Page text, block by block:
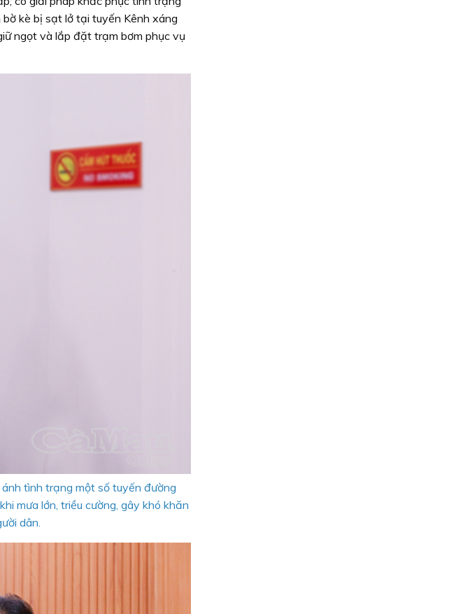
kè bị sạt lở tại tuyến Kênh xáng
ngọt và lắp đặt trạm bơm phục vụ
tình trạng một số tuyến đường
mưa lớn, triều cường, gây khó khăn
dân.